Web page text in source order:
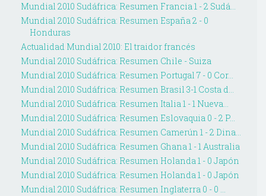
Mundial 2010 Sudáfrica: Resumen Francia 1 - 2 Sudá...
Mundial 2010 Sudáfrica: Resumen España 2 - 0
Honduras
Actualidad Mundial 2010: El traidor francés
Mundial 2010 Sudáfrica: Resumen Chile - Suiza
Mundial 2010 Sudáfrica: Resumen Portugal 7 - 0 Cor...
Mundial 2010 Sudáfrica: Resumen Brasil 3-1 Costa d...
Mundial 2010 Sudáfrica: Resumen Italia 1 - 1 Nueva...
Mundial 2010 Sudáfrica: Resumen Eslovaquia 0 - 2 P...
Mundial 2010 Sudáfrica: Resumen Camerún 1 - 2 Dina...
Mundial 2010 Sudáfrica: Resumen Ghana 1 - 1 Australia
Mundial 2010 Sudáfrica: Resumen Holanda 1 - 0 Japón
Mundial 2010 Sudáfrica: Resumen Holanda 1 - 0 Japón
Mundial 2010 Sudáfrica: Resumen Inglaterra 0 - 0 ...